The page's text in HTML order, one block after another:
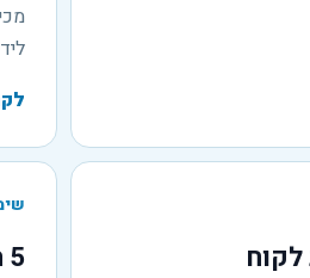
לקוח 5 החוקים לשימור לקוחות מצליח